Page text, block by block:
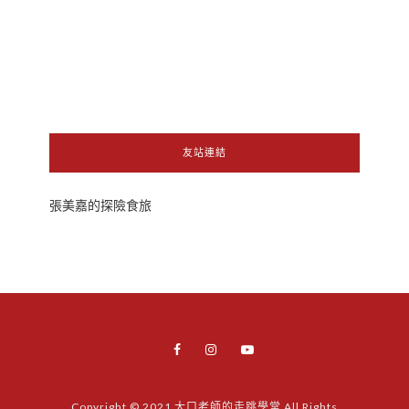
友站連結
張美嘉的探險食旅